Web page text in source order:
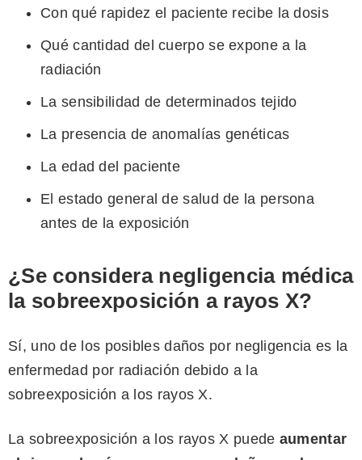
Con qué rapidez el paciente recibe la dosis
Qué cantidad del cuerpo se expone a la
radiación
La sensibilidad de determinados tejido
La presencia de anomalías genéticas
La edad del paciente
El estado general de salud de la persona
antes de la exposición
¿Se considera negligencia médica
la sobreexposición a rayos X?
Sí, uno de los posibles daños por negligencia es la
enfermedad por radiación debido a la
sobreexposición a los rayos X.
La sobreexposición a los rayos X puede aumentar